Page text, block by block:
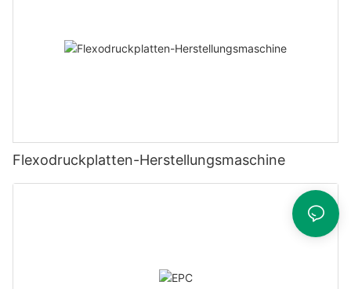
Flexodruckplatten-Herstellungsmaschine